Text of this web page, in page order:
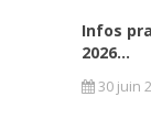
Infos
2026...
30 juin